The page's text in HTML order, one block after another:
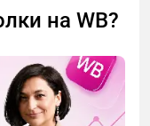
на WB?